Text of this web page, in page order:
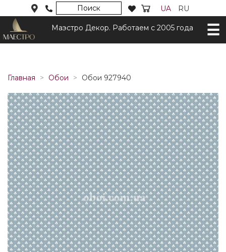
Поиск UA RU
Маэстро Декор. Работаем с 2005 года
Главная Обои Обои 927940